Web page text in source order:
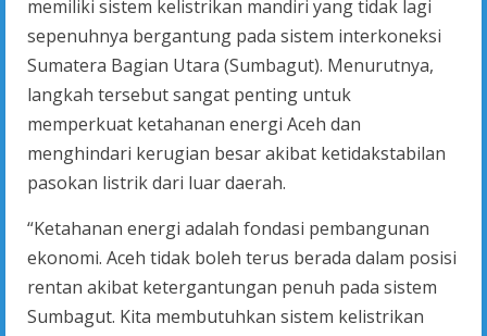
memiliki sistem kelistrikan mandiri yang tidak lagi
sepenuhnya bergantung pada sistem interkoneksi
Sumatera Bagian Utara (Sumbagut). Menurutnya,
langkah tersebut sangat penting untuk
memperkuat ketahanan energi Aceh dan
menghindari kerugian besar akibat ketidakstabilan
pasokan listrik dari luar daerah.
“Ketahanan energi adalah fondasi pembangunan
ekonomi. Aceh tidak boleh terus berada dalam posisi
rentan akibat ketergantungan penuh pada sistem
Sumbagut. Kita membutuhkan sistem kelistrikan